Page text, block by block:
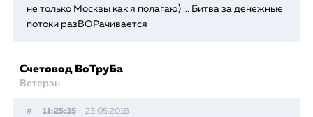
не только Москвы как я полагаю) ... Битва за денежные
потоки разВОРачивается
Счетовод ВоТруБа
Ветеран
# 11:25:35 23.05.2018